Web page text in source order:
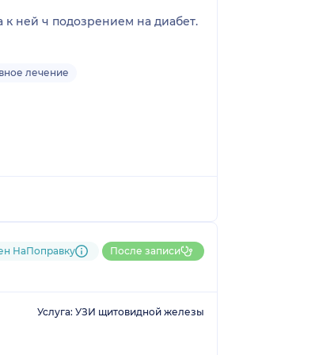
ней ч подозрением на диабет.
лечение
НаПоправку После записи
Услуга: УЗИ щитовидной железы